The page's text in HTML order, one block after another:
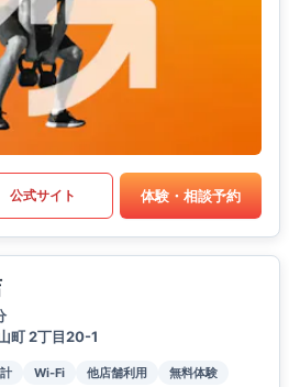
公式サイト 体験・相談予約
町 2丁目20-1
Wi-Fi 他店舗利用 無料体験